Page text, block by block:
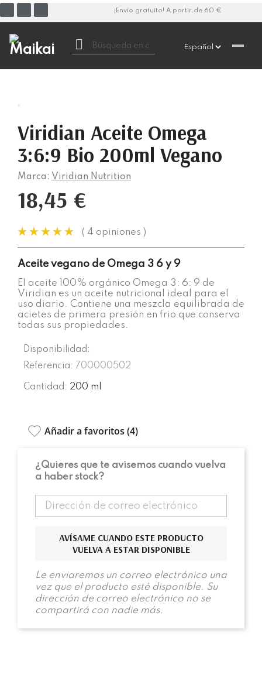
¡Envío gratuito! A partir de 60 €

Viridian Aceite Omega
3:6:9 Bio 200ml Vegano
Marca: Viridian Nutrition
18,45 €
( 4 opiniones )
Aceite vegano de Omega 3 6 y 9
El aceite 100% orgánico Omega 3: 6: 9 de
Viridian es un aceite nutricional ideal para el
uso diario. Contiene una meszcla equilibrada de
acietes de primera presión en frio que conserva
todas sus propiedades.
Disponibilidad:
Referencia: 700000502
Cantidad: 200 ml
Añadir a favoritos (4)
¿Quieres que te avisemos cuando vuelva
a haber stock?
AVÍSAME CUANDO ESTE PRODUCTO
VUELVA A ESTAR DISPONIBLE
Le enviaremos un correo electrónico una
vez que el producto esté disponible. Su
dirección de correo electrónico no se
compartirá con nadie más.